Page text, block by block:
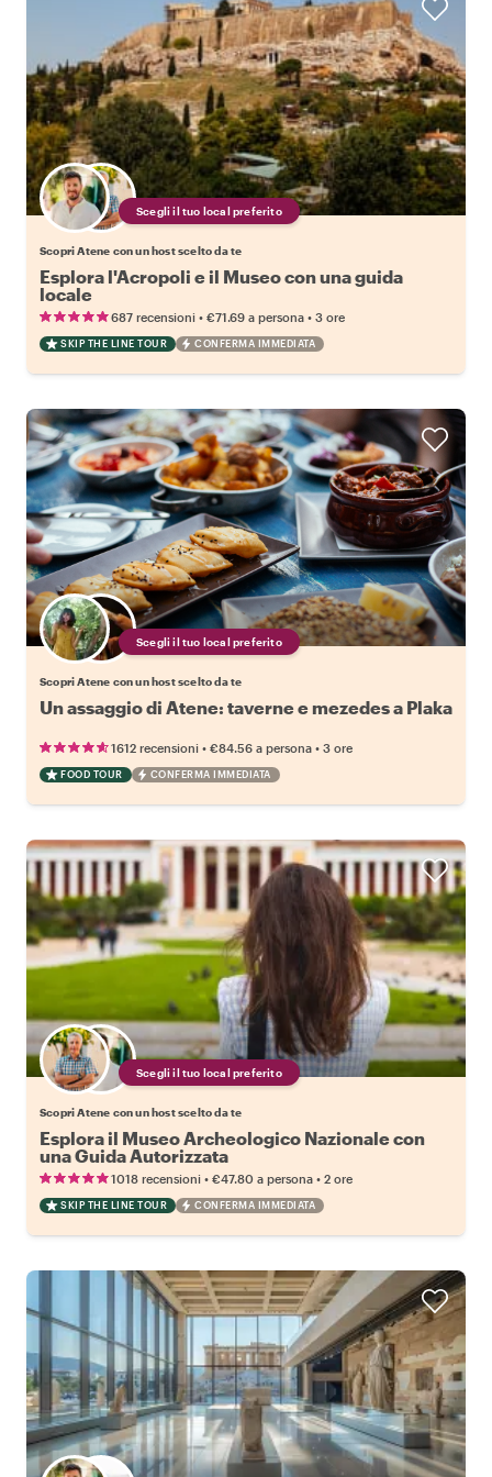
Scegli il tuo local preferito
Scopri Atene con un host scelto da te
Esplora l'Acropoli e il Museo con una guida
locale
687 recensioni • €71.69 a persona • 3 ore
SKIP THE LINE TOUR CONFERMA IMMEDIATA
Scegli il tuo local preferito
Scopri Atene con un host scelto da te
Un assaggio di Atene: taverne e mezedes a Plaka
1612 recensioni • €84.56 a persona • 3 ore
FOOD TOUR CONFERMA IMMEDIATA
Scegli il tuo local preferito
Scopri Atene con un host scelto da te
Esplora il Museo Archeologico Nazionale con
una Guida Autorizzata
1018 recensioni • €47.80 a persona • 2 ore
SKIP THE LINE TOUR CONFERMA IMMEDIATA